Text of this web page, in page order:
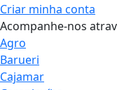
Criar minha conta
Acompanhe-nos
Agro
Barueri
Cajamar